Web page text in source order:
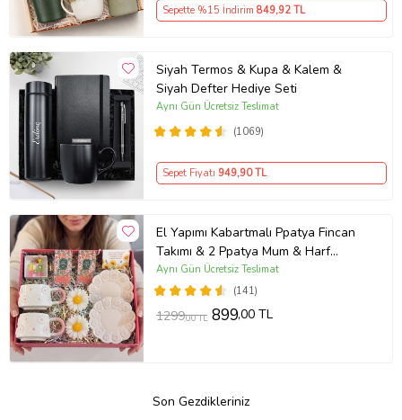
Sepette %15 İndirim 849,92 TL
Siyah Termos & Kupa & Kalem &
Siyah Defter Hediye Seti
(1069)
Aynı Gün Ücretsiz Teslimat
Sepet Fiyatı 949,90 TL
El Yapımı Kabartmalı Ppatya Fincan
Takımı & 2 Ppatya Mum & Harf
Anahtarlık & Kokulu Mendil Hediye
Seti-
(141)
Aynı Gün Ücretsiz Teslimat
1299,00 TL 899,00 TL
Son Gezdikleriniz